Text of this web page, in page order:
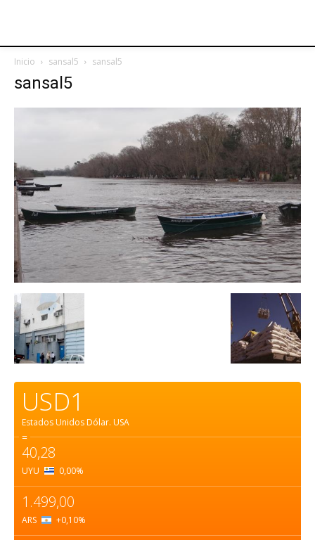
Inicio sansal5 sansal5
sansal5
USD1
Estados Unidos Dólar. USA
=
40,28
UYU 0,00%
1.499,00
ARS +0,10%